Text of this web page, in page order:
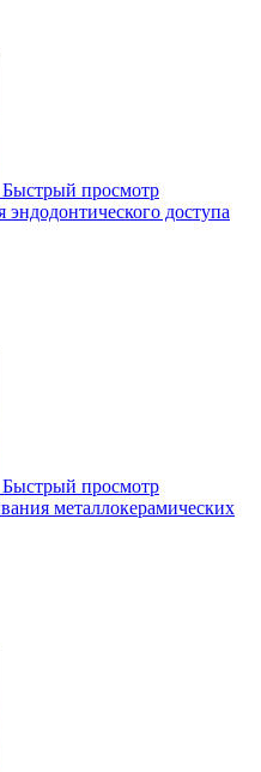
Быстрый просмотр
доступа
Быстрый просмотр
металлокерамических